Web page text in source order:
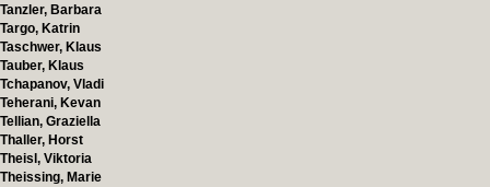
Tanzler, Barbara
Targo, Katrin
Taschwer, Klaus
Tauber, Klaus
Tchapanov, Vladi
Teherani, Kevan
Tellian, Graziella
Thaller, Horst
Theisl, Viktoria
Theissing, Marie